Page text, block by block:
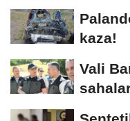
kaza!
Vali